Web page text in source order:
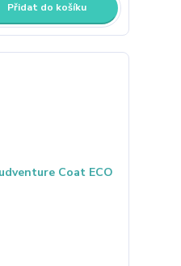
Přidat do košíku